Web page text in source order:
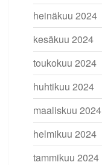
heinäkuu 2024
kesäkuu 2024
toukokuu 2024
huhtikuu 2024
maaliskuu 2024
helmikuu 2024
tammikuu 2024